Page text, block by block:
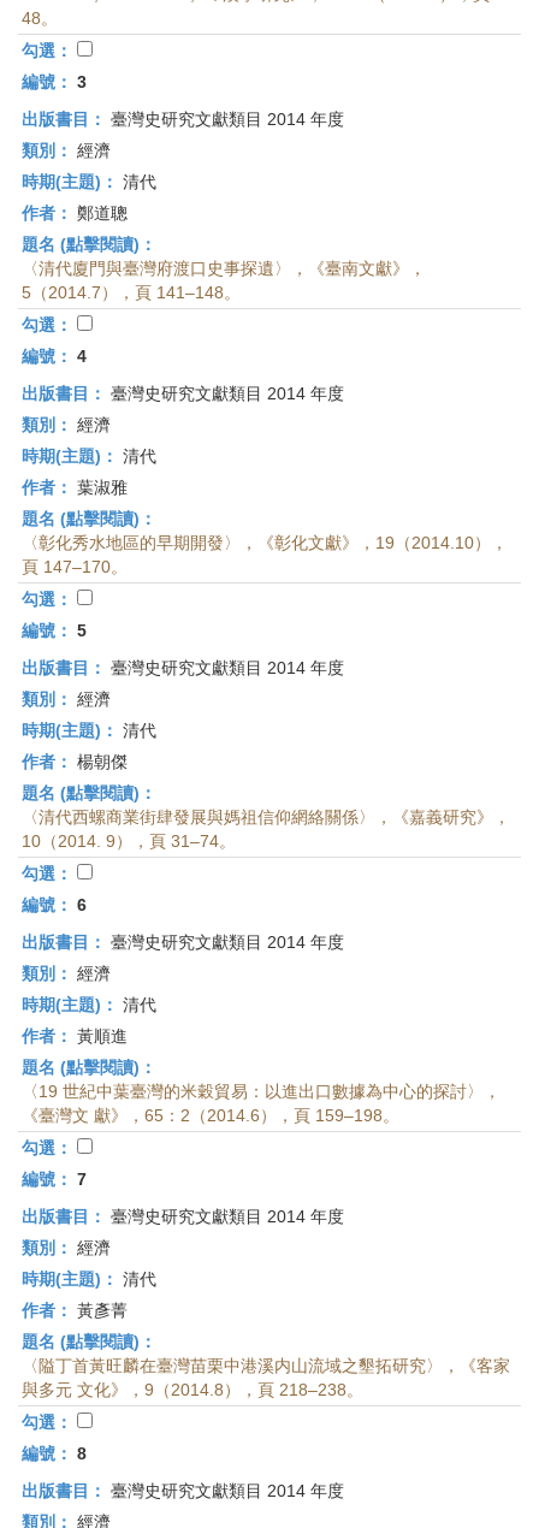
48。
勾選：
編號： 3
出版書目： 臺灣史研究文獻類目 2014 年度
類別： 經濟
時期(主題)： 清代
作者： 鄭道聰
題名 (點擊閱讀)：
〈清代廈門與臺灣府渡口史事探遺〉，《臺南文獻》，
5（2014.7），頁 141–148。
勾選：
編號： 4
出版書目： 臺灣史研究文獻類目 2014 年度
類別： 經濟
時期(主題)： 清代
作者： 葉淑雅
題名 (點擊閱讀)：
〈彰化秀水地區的早期開發〉，《彰化文獻》，19（2014.10），
頁 147–170。
勾選：
編號： 5
出版書目： 臺灣史研究文獻類目 2014 年度
類別： 經濟
時期(主題)： 清代
作者： 楊朝傑
題名 (點擊閱讀)：
〈清代西螺商業街肆發展與媽祖信仰網絡關係〉，《嘉義研究》，
10（2014. 9），頁 31–74。
勾選：
編號： 6
出版書目： 臺灣史研究文獻類目 2014 年度
類別： 經濟
時期(主題)： 清代
作者： 黃順進
題名 (點擊閱讀)：
〈19 世紀中葉臺灣的米穀貿易：以進出口數據為中心的探討〉，
《臺灣文 獻》，65：2（2014.6），頁 159–198。
勾選：
編號： 7
出版書目： 臺灣史研究文獻類目 2014 年度
類別： 經濟
時期(主題)： 清代
作者： 黃彥菁
題名 (點擊閱讀)：
〈隘丁首黃旺麟在臺灣苗栗中港溪内山流域之墾拓研究〉，《客家
與多元 文化》，9（2014.8），頁 218–238。
勾選：
編號： 8
出版書目： 臺灣史研究文獻類目 2014 年度
類別： 經濟